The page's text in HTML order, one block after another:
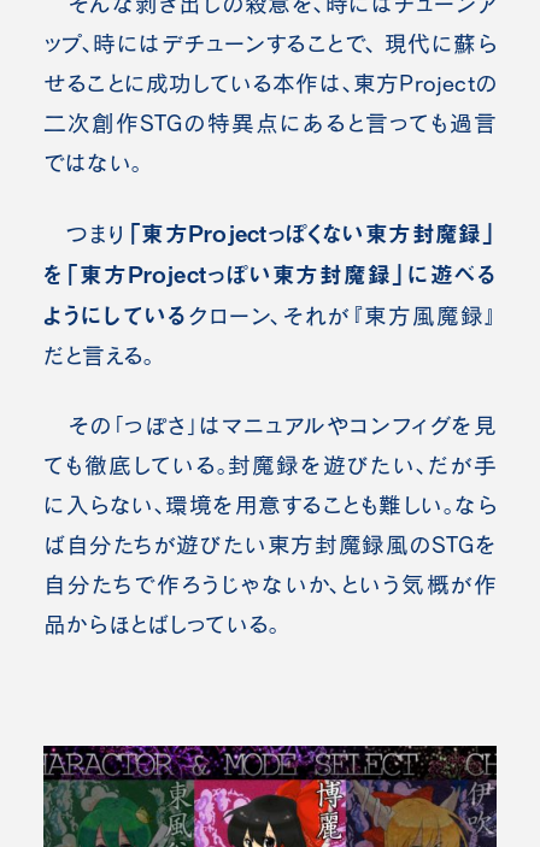
ップ、時にはデチューンすることで、 現代に蘇ら
せることに成功している本作は、東方Projectの
二次創作STGの特異点にあると言っても過言
ではない。
つまり 「東方Projectっぽくない東方封魔録」
を「東方Projectっぽい東方封魔録」に遊べる
ようにしている クローン、それが『東方風魔録』
だと言える。
その「っぽさ」はマニュアルやコンフィグを見
ても徹底している。封魔録を遊びたい、だが手
に入らない、環境を用意することも難しい。なら
ば自分たちが遊びたい東方封魔録風のSTGを
自分たちで作ろうじゃないか、という気概が作
品からほとばしっている。